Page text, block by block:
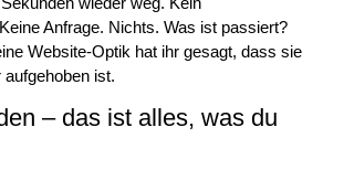
Anfrage. Nichts. Was ist passiert?
Website-Optik hat ihr gesagt, dass sie
ist.
– das ist alles, was du